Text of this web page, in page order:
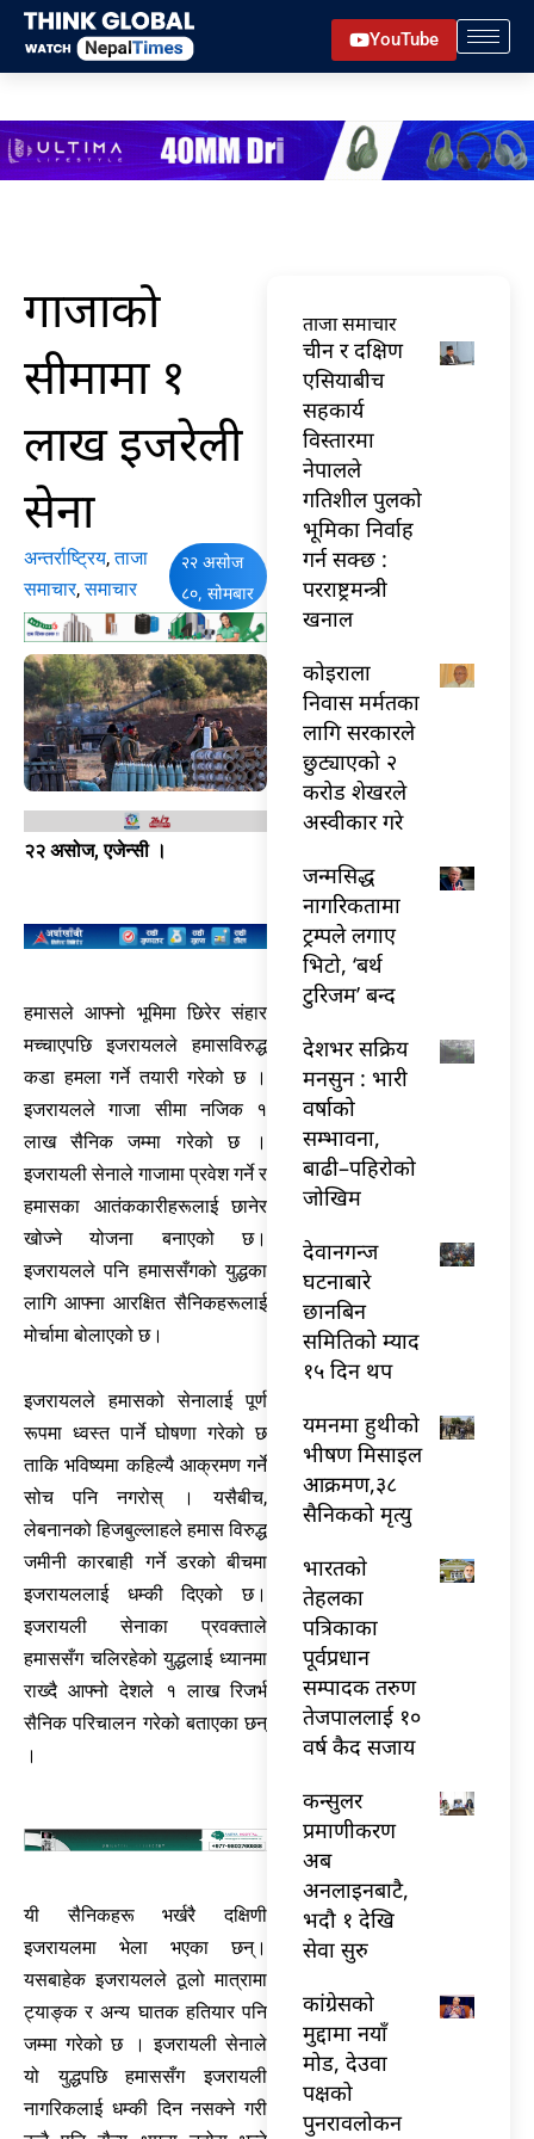
Skip
content
YouTube
गाजाको
सीमामा १
लाख इजरेली
सेना
अन्तर्राष्ट्रिय,ताजा
समाचार,समाचार
२२ असोज
८०, सोमबार
२२ असोज, एजेन्सी ।
हमासले आफ्नो भूमिमा छिरेर संहार
मच्चाएपछि इजरायलले हमासविरुद्ध
कडा हमला गर्ने तयारी गरेको छ ।
इजरायलले गाजा सीमा नजिक १
लाख सैनिक जम्मा गरेको छ ।
इजरायली सेनाले गाजामा प्रवेश गर्ने र
हमासका आतंककारीहरूलाई छानेर
खोज्ने योजना बनाएको छ।
इजरायलले पनि हमाससँगको युद्धका
लागि आफ्ना आरक्षित सैनिकहरूलाई
मोर्चामा बोलाएको छ।
इजरायलले हमासको सेनालाई पूर्ण
रूपमा ध्वस्त पार्ने घोषणा गरेको छ
ताकि भविष्यमा कहिल्यै आक्रमण गर्ने
सोच पनि नगरोस् । यसैबीच,
लेबनानको हिजबुल्लाहले हमास विरुद्ध
जमीनी कारबाही गर्ने डरको बीचमा
इजरायललाई धम्की दिएको छ।
इजरायली सेनाका प्रवक्ताले
हमाससँग चलिरहेको युद्धलाई ध्यानमा
राख्दै आफ्नो देशले १ लाख रिजर्भ
सैनिक परिचालन गरेको बताएका छन्
।
यी सैनिकहरू भर्खरै दक्षिणी
इजरायलमा भेला भएका छन्।
यसबाहेक इजरायलले ठूलो मात्रामा
ट्याङ्क र अन्य घातक हतियार पनि
जम्मा गरेको छ । इजरायली सेनाले
यो युद्धपछि हमाससँग इजरायली
नागरिकलाई धम्की दिन नसक्ने गरी
ताजा समाचार
चीन र दक्षिण
एसियाबीच
सहकार्य
विस्तारमा
नेपालले
गतिशील पुलको
भूमिका निर्वाह
गर्न सक्छ :
परराष्ट्रमन्त्री
खनाल
कोइराला
निवास मर्मतका
लागि सरकारले
छुट्याएको २
करोड शेखरले
अस्वीकार गरे
जन्मसिद्ध
नागरिकतामा
ट्रम्पले लगाए
भिटो, ‘बर्थ
टुरिजम’ बन्द
देशभर सक्रिय
मनसुन : भारी
वर्षाको
सम्भावना,
बाढी–पहिरोको
जोखिम
देवानगन्ज
घटनाबारे
छानबिन
समितिको म्याद
१५ दिन थप
यमनमा हुथीको
भीषण मिसाइल
आक्रमण,३८
सैनिकको मृत्यु
भारतकाे
तेहलका
पत्रिकाका
पूर्वप्रधान
सम्पादक तरुण
तेजपाललाई १०
वर्ष कैद सजाय
कन्सुलर
प्रमाणीकरण
अब
अनलाइनबाटै,
भदौ १ देखि
सेवा सुरु
कांग्रेसको
मुद्दामा नयाँ
मोड, देउवा
पक्षको
पुनरावलोकन